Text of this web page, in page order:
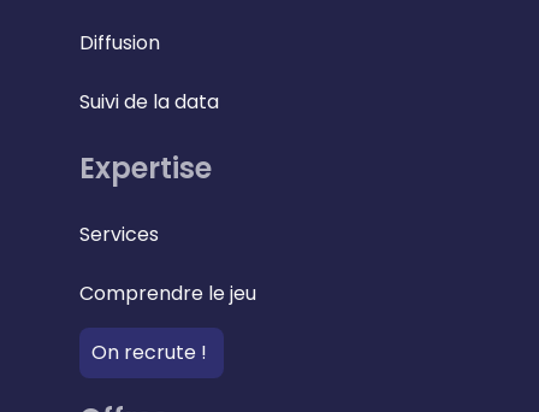
Diffusion
Suivi de la data
Expertise
Services
Comprendre le jeu
On recrute !